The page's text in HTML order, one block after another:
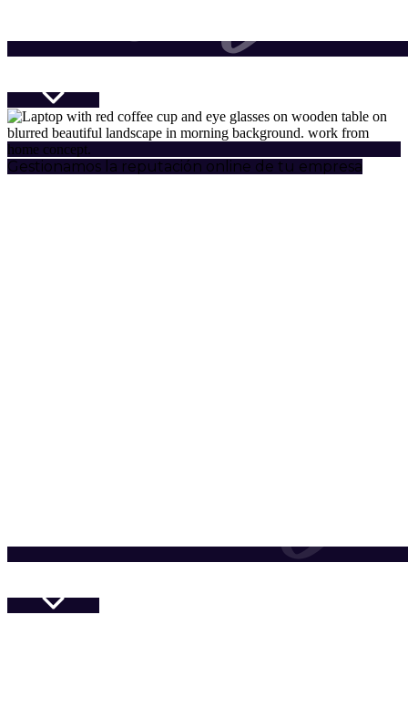
Gestionamos la reputación online de tu empresa